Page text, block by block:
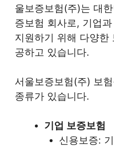
울보증보험(주)는 대
증보험 회사로, 기업
지원하기 위해 다양한
공하고 있습니다.
서울보증보험(주) 보
종류가 있습니다.
기업 보증보험
신용보증: